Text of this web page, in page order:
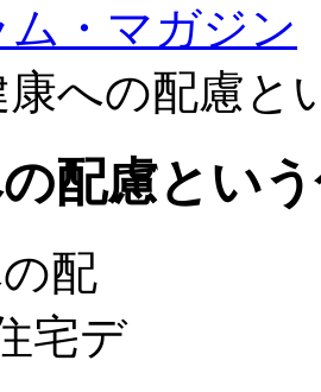
ム・マガジン
への配慮と
の配慮とい